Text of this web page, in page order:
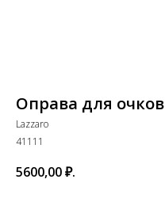
Оправа для очков
Lazzaro
41111
5600,00₽.